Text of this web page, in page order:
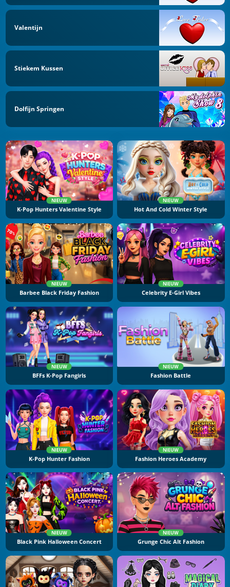
Valentijn
Stiekem Kussen
Dolfijn Springen
NIEUW
K-Pop Hunters Valentine Style
NIEUW
Hot And Cold Winter Style
NIEUW
Barbee Black Friday Fashion
NIEUW
Celebrity E-Girl Vibes
NIEUW
BFFs K-Pop Fangirls
NIEUW
Fashion Battle
NIEUW
K-Pop Hunter Fashion
NIEUW
Fashion Heroes Academy
NIEUW
Black Pink Halloween Concert
NIEUW
Grunge Chic Alt Fashion